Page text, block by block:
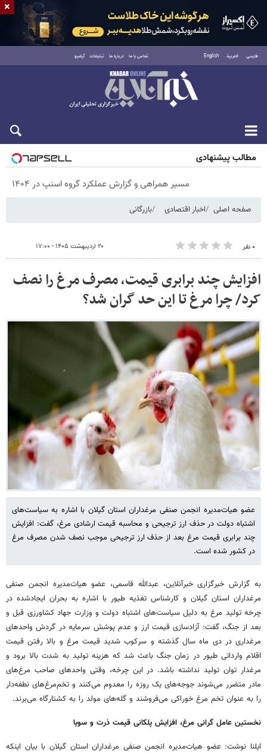
فارسی العربية English تماس با ما درباره ما تبلیغات آرشیو
جمعه ۱۶ مرداد ۱۴۰۵
مطالب پیشنهادی
مسیر همراهی و گزارش عملکرد گروه اسنپ در ۱۴۰۴
صفحه اصلی اخبار اقتصادی بازرگانی
۰ نفر ۲۰ اردیبهشت ۱۴۰۵ - ۱۷:۰۰
افزایش چند برابری قیمت، مصرف مرغ را نصف
کرد/ چرا مرغ تا این حد گران شد؟
عضو هیات‌مدیره انجمن صنفی مرغداران استان گیلان با اشاره به سیاست‌های
اشتباه دولت در حذف ارز ترجیحی و محاسبه قیمت ارشادی مرغ، گفت: افزایش
چند برابری قیمت مرغ بعد از حذف ارز ترجیحی موجب نصف شدن مصرف مرغ
در کشور شده است.
به گزارش خبرگزاری خبرآنلاین، عبدالله قاسمی، عضو هیات‌مدیره انجمن صنفی
مرغداران استان گیلان و کارشناس تغذیه طیور با اشاره به بحران ایجادشده در
چرخه تولید مرغ به دلیل سیاست‌های اشتباه دولت و وزارت جهاد کشاورزی قبل و
بعد از جنگ، گفت: آزادسازی قیمت ارز و عدم پوشش سرمایه در گردش واحدهای
مرغداری در دی ماه سال گذشته و سرکوب شدید قیمت مرغ و بالا رفتن قیمت
اقلام وارداتی طیور در زمان جنگ باعث شد که هزینه تولید به شدت بالا برود و
مرغدار توان تولید نداشته باشد. در این چرخه، وقتی واحدهای صاحب مرغ‌های
مادر متضرر می‌شوند جوجه‌های یک روزه را معدوم می‌کنند و تخم‌مرغ‌های نطفه‌دار
را به عنوان تخم مرغ خوراکی می‌فروشند و گله‌های مولد را به کشتارگاه می‌برند.
نخستین عامل گرانی مرغ، افزایش پلکانی قیمت ذرت و سویا
ایلنا نوشت: عضو هیات‌مدیره انجمن صنفی مرغداران استان گیلان با بیان اینکه
×